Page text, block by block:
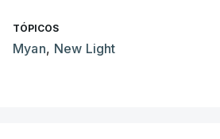
TÓPICOS
Myan, New Light